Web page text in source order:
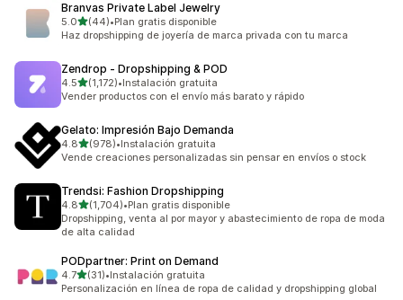
Branvas Private Label Jewelry
5.0de 5 estrellas
(44)
44 reseñas en total
•Plan gratis disponible
Haz dropshipping de joyería de marca privada con tu marca
Zendrop ‑ Dropshipping & POD
4.5de 5 estrellas
(1,172)
1172 reseñas en total
•Instalación gratuita
Vender productos con el envío más barato y rápido
Gelato: Impresión Bajo Demanda
4.8de 5 estrellas
(978)
978 reseñas en total
•Instalación gratuita
Vende creaciones personalizadas sin pensar en envíos o stock
Trendsi: Fashion Dropshipping
4.8de 5 estrellas
(1,704)
1704 reseñas en total
•Plan gratis disponible
Dropshipping, venta al por mayor y abastecimiento de ropa de moda
de alta calidad
PODpartner: Print on Demand
4.7de 5 estrellas
(31)
31 reseñas en total
•Instalación gratuita
Personalización en línea de ropa de calidad y dropshipping global